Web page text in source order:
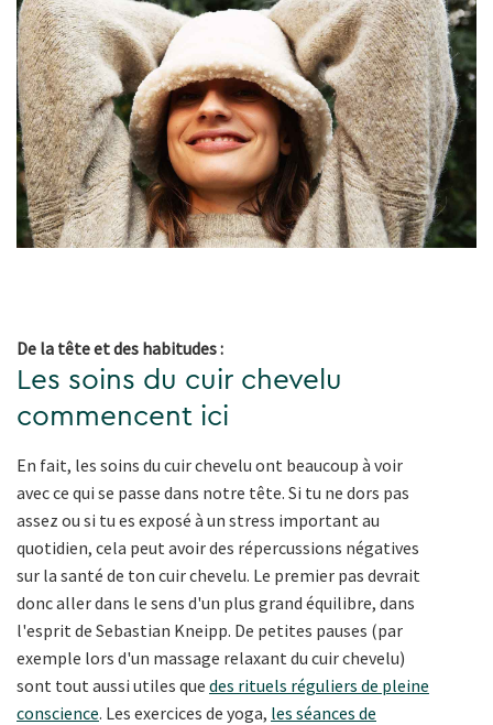
De la tête et des habitudes :
Les soins du cuir chevelu
commencent ici
En fait, les soins du cuir chevelu ont beaucoup à voir
avec ce qui se passe dans notre tête. Si tu ne dors pas
assez ou si tu es exposé à un stress important au
quotidien, cela peut avoir des répercussions négatives
sur la santé de ton cuir chevelu. Le premier pas devrait
donc aller dans le sens d'un plus grand équilibre, dans
l'esprit de Sebastian Kneipp. De petites pauses (par
exemple lors d'un massage relaxant du cuir chevelu)
sont tout aussi utiles que des rituels réguliers de pleine
conscience. Les exercices de yoga, les séances de